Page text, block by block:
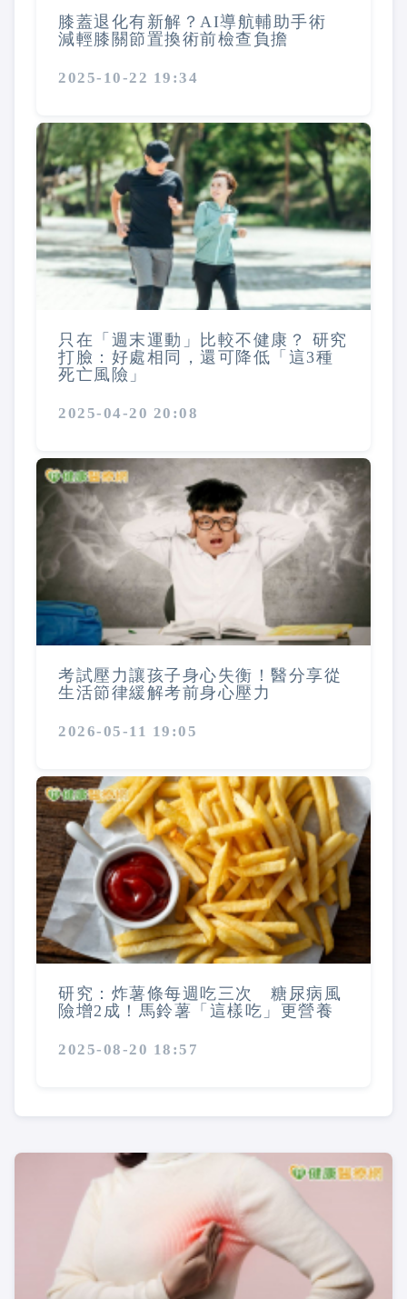
膝蓋退化有新解？AI導航輔助手術
減輕膝關節置換術前檢查負擔
2025-10-22 19:34
只在「週末運動」比較不健康？ 研究
打臉：好處相同，還可降低「這3種
死亡風險」
2025-04-20 20:08
考試壓力讓孩子身心失衡！醫分享從
生活節律緩解考前身心壓力
2026-05-11 19:05
研究：炸薯條每週吃三次 糖尿病風
險增2成！馬鈴薯「這樣吃」更營養
2025-08-20 18:57